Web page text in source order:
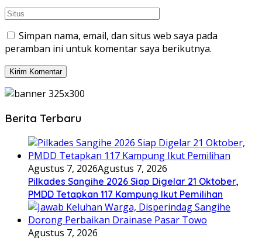
Simpan nama, email, dan situs web saya pada
peramban ini untuk komentar saya berikutnya.
Berita Terbaru
Agustus 7, 2026Agustus 7, 2026
Pilkades Sangihe 2026 Siap Digelar 21 Oktober,
PMDD Tetapkan 117 Kampung Ikut Pemilihan
Agustus 7, 2026